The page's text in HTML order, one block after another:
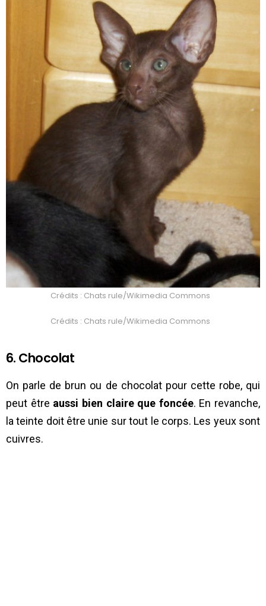
Crédits : Chats rule/Wikimedia Commons
Crédits : Chats rule/Wikimedia Commons
6. Chocolat
On parle de brun ou de chocolat pour cette robe, qui
peut être aussi bien claire que foncée. En revanche,
la teinte doit être unie sur tout le corps. Les yeux sont
cuivres.